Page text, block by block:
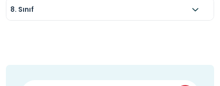
8. Sınıf